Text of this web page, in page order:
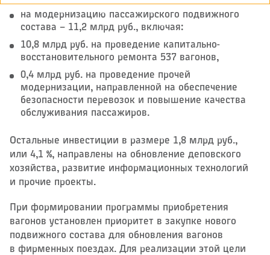
на модернизацию пассажирского подвижного
состава – ​11,2 млрд руб., включая:
10,8 млрд руб. на проведение капитально-
восстановительного ремонта 537 вагонов,
0,4 млрд руб. на проведение прочей
модернизации, направленной на обеспечение
безопасности перевозок и повышение качества
обслуживания пассажиров.
Остальные инвестиции в размере 1,8 млрд руб.,
или 4,1 %, направлены на обновление деповского
хозяйства, развитие информационных технологий
и прочие проекты.
При формировании программы приобретения
вагонов установлен приоритет в закупке нового
подвижного состава для обновления вагонов
в фирменных поездах. Для реализации этой цели